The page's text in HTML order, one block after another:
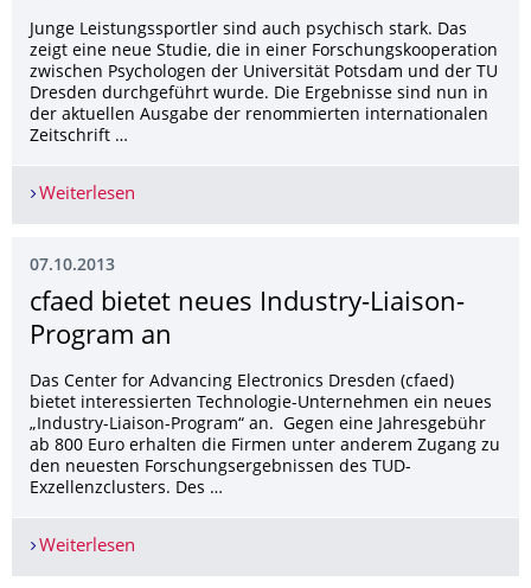
Junge Leistungssportler sind auch psychisch stark. Das
zeigt eine neue Studie, die in einer Forschungskooperation
zwischen Psychologen der Universität Potsdam und der TU
Dresden durchgeführt wurde. Die Ergebnisse sind nun in
der aktuellen Ausgabe der renommierten internationalen
Zeitschrift …
Weiterlesen
07.10.2013
cfaed bietet neues Industry-Liaison-
Program an
Das Center for Advancing Electronics Dresden (cfaed)
bietet interessierten Technologie-Unternehmen ein neues
„Industry-Liaison-Program“ an. Gegen eine Jahresgebühr
ab 800 Euro erhalten die Firmen unter anderem Zugang zu
den neuesten Forschungsergebnissen des TUD-
Exzellenzclusters. Des …
Weiterlesen